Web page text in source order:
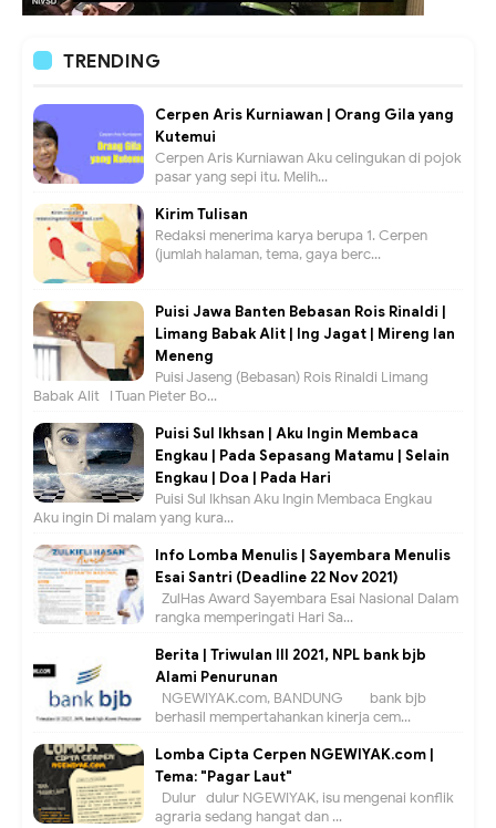
TRENDING
Cerpen Aris Kurniawan | Orang Gila yang
Kutemui
Cerpen Aris Kurniawan Aku celingukan di pojok
pasar yang sepi itu. Melih...
Kirim Tulisan
Redaksi menerima karya berupa 1. Cerpen
(jumlah halaman, tema, gaya berc...
Puisi Jawa Banten Bebasan Rois Rinaldi |
Limang Babak Alit | Ing Jagat | Mireng lan
Meneng
Puisi Jaseng (Bebasan) Rois Rinaldi Limang
Babak Alit I Tuan Pieter Bo...
Puisi Sul Ikhsan | Aku Ingin Membaca
Engkau | Pada Sepasang Matamu | Selain
Engkau | Doa | Pada Hari
Puisi Sul Ikhsan Aku Ingin Membaca Engkau
Aku ingin Di malam yang kura...
Info Lomba Menulis | Sayembara Menulis
Esai Santri (Deadline 22 Nov 2021)
ZulHas Award Sayembara Esai Nasional Dalam
rangka memperingati Hari Sa...
Berita | Triwulan III 2021, NPL bank bjb
Alami Penurunan
NGEWIYAK.com, BANDUNG — bank bjb
berhasil mempertahankan kinerja cem...
Lomba Cipta Cerpen NGEWIYAK.com |
Tema: "Pagar Laut"
Dulur- dulur NGEWIYAK, isu mengenai konflik
agraria sedang hangat dan ...